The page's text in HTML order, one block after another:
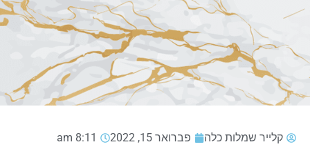
קלייר שמלות כלה פברואר 15, 2022 8:11 am